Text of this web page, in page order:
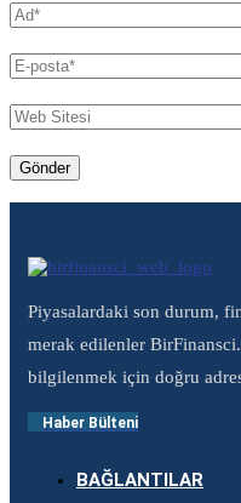
Piyasalardaki son durum,
merak edilenler
bilgilenmek için doğru
Haber Bülteni
BAĞLANTILAR